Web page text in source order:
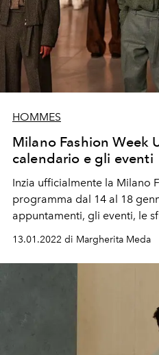
HOMMES
Milano Fashion Week
calendario e gli eventi
Inzia ufficialmente la Milano
programma dal 14 al 18
appuntamenti, gli eventi, le
13.01.2022 di Margherita Meda